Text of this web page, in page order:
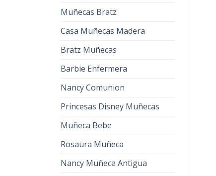
Muñecas Bratz
Casa Muñecas Madera
Bratz Muñecas
Barbie Enfermera
Nancy Comunion
Princesas Disney Muñecas
Muñeca Bebe
Rosaura Muñeca
Nancy Muñeca Antigua